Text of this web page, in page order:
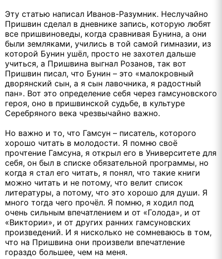
Эту статью написал Иванов-Разумник. Неслучайно
Пришвин сделал в дневнике запись, которую любят
все пришвиноведы, когда сравнивая Бунина, а они
были земляками, учились в той самой гимназии, из
которой Бунин ушёл, просто не захотел дальше
учиться, а Пришвина выгнал Розанов, так вот
Пришвин писал, что Бунин – это «малокровный
дворянский сын, а я сын лавочника, я радостный
пан». Вот это определение себя через гамсуновского
героя, оно в пришвинской судьбе, в культуре
Серебряного века чрезвычайно важно.
Но важно и то, что Гамсун – писатель, которого
хорошо читать в молодости. Я помню своё
прочтение Гамсуна, я открыл его в Университете для
себя, он был в списке обязательной программы, но
когда я стал его читать, я понял, что такие книги
можно читать и не потому, что велит список
литературы, а потому, что это хорошо для души. Я
много тогда чего прочёл. Я помню, я ходил под
очень сильным впечатлением и от «Голода», и от
«Виктории», и от других ранних гамсуновских
произведений. И я нисколько не сомневаюсь в том,
что на Пришвина они произвели впечатление
гораздо большее, чем на меня.